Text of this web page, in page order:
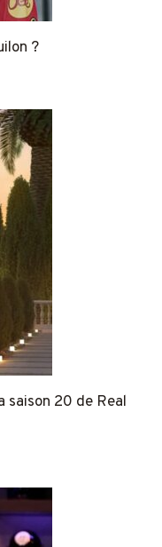
?
saison 20 de Real